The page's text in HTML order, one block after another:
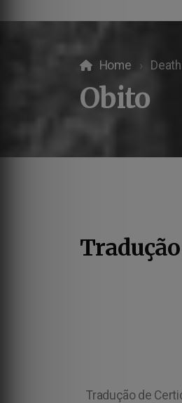
Home Death
Obito
Tradução de